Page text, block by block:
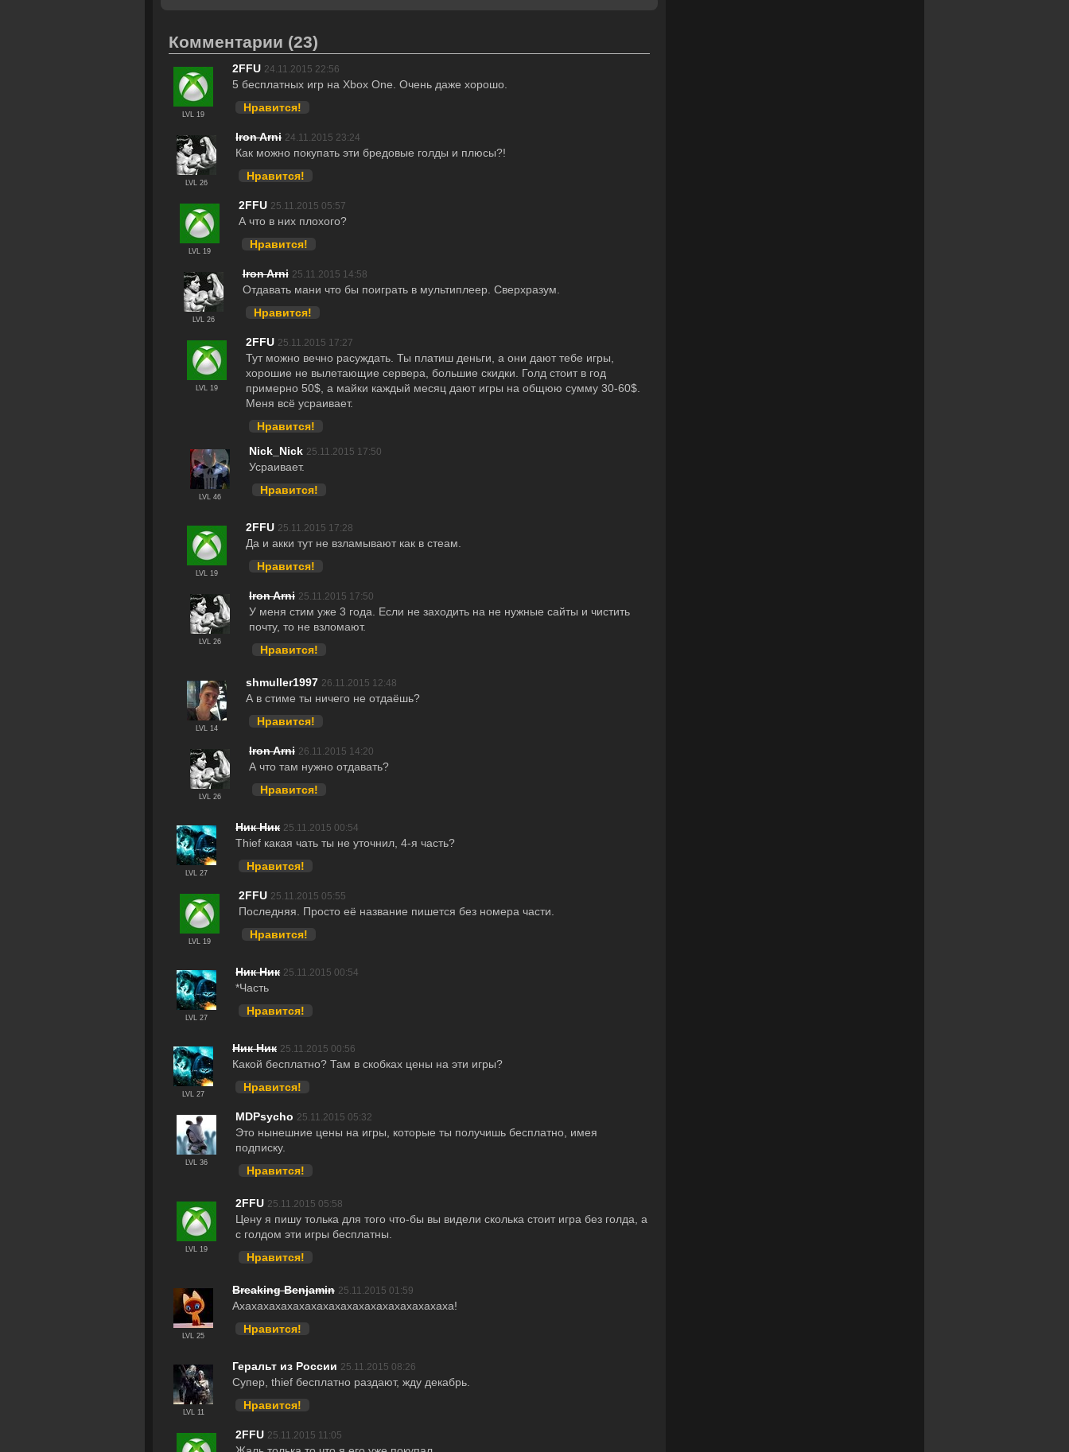
Комментарии (23)
LVL 19
2FFU 24.11.2015 22:56
5 бесплатных игр на Xbox One. Очень даже хорошо.
Нравится!
LVL 26
Iron Arni 24.11.2015 23:24
Как можно покупать эти бредовые голды и плюсы?!
Нравится!
LVL 19
2FFU 25.11.2015 05:57
А что в них плохого?
Нравится!
LVL 26
Iron Arni 25.11.2015 14:58
Отдавать мани что бы поиграть в мультиплеер. Сверхразум.
Нравится!
LVL 19
2FFU 25.11.2015 17:27
Тут можно вечно расуждать. Ты платиш деньги, а они дают тебе игры,
хорошие не вылетающие сервера, большие скидки. Голд стоит в год
примерно 50$, а майки каждый месяц дают игры на общюю сумму 30-60$.
Меня всё усраивает.
Нравится!
LVL 46
Nick_Nick 25.11.2015 17:50
Усраивает.
Нравится!
LVL 19
2FFU 25.11.2015 17:28
Да и акки тут не взламывают как в стеам.
Нравится!
LVL 26
Iron Arni 25.11.2015 17:50
У меня стим уже 3 года. Если не заходить на не нужные сайты и чистить
почту, то не взломают.
Нравится!
LVL 14
shmuller1997 26.11.2015 12:48
А в стиме ты ничего не отдаёшь?
Нравится!
LVL 26
Iron Arni 26.11.2015 14:20
А что там нужно отдавать?
Нравится!
LVL 27
Ник Ник 25.11.2015 00:54
Thief какая чать ты не уточнил, 4-я часть?
Нравится!
LVL 19
2FFU 25.11.2015 05:55
Последняя. Просто её название пишется без номера части.
Нравится!
LVL 27
Ник Ник 25.11.2015 00:54
*Часть
Нравится!
LVL 27
Ник Ник 25.11.2015 00:56
Какой бесплатно? Там в скобках цены на эти игры?
Нравится!
LVL 36
MDPsycho 25.11.2015 05:32
Это нынешние цены на игры, которые ты получишь бесплатно, имея
подписку.
Нравится!
LVL 19
2FFU 25.11.2015 05:58
Цену я пишу толька для того что-бы вы видели сколька стоит игра без голда, а
с голдом эти игры бесплатны.
Нравится!
LVL 25
Breaking Benjamin 25.11.2015 01:59
Ахахахахахахахахахахахахахахахахахаха!
Нравится!
LVL 11
Геральт из России 25.11.2015 08:26
Супер, thief бесплатно раздают, жду декабрь.
Нравится!
2FFU 25.11.2015 11:05